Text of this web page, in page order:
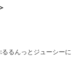
るんっとジューシーに